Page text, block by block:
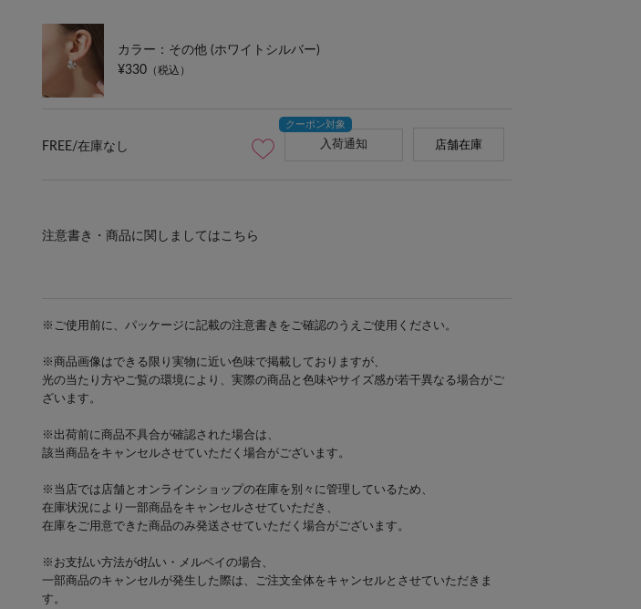
カラー：その他 (ホワイトシルバー)
¥330 （税込）
FREE/在庫なし 入荷通知 店舗在庫
注意書き・商品に関しましてはこちら
※ご使用前に、パッケージに記載の注意書きをご確認のうえご使用ください。
※商品画像はできる限り実物に近い色味で掲載しておりますが、
光の当たり方やご覧の環境により、実際の商品と色味やサイズ感が若干異なる場合がご
ざいます。
※出荷前に商品不具合が確認された場合は、
該当商品をキャンセルさせていただく場合がございます。
※当店では店舗とオンラインショップの在庫を別々に管理しているため、
在庫状況により一部商品をキャンセルさせていただき、
在庫をご用意できた商品のみ発送させていただく場合がございます。
※お支払い方法がd払い・メルペイの場合、
一部商品のキャンセルが発生した際は、ご注文全体をキャンセルとさせていただきま
す。